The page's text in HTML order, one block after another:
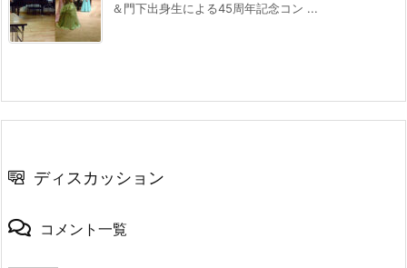
＆門下出身生による45周年記念コン ...
ディスカッション
コメント一覧